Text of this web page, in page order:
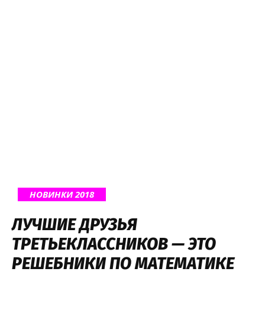
НОВИНКИ 2018
ЛУЧШИЕ ДРУЗЬЯ
ТРЕТЬЕКЛАССНИКОВ — ЭТО
РЕШЕБНИКИ ПО МАТЕМАТИКЕ